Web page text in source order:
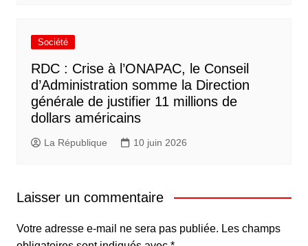
Société
RDC : Crise à l’ONAPAC, le Conseil
d’Administration somme la Direction
générale de justifier 11 millions de
dollars américains
La République 10 juin 2026
Laisser un commentaire
Votre adresse e-mail ne sera pas publiée. Les champs